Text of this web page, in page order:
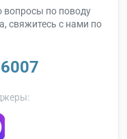
вопросы по поводу
свяжитесь с нами по